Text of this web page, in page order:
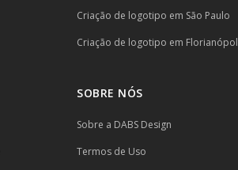
Criação de logotipo em São Paulo
Criação de logotipo em
SOBRE NÓS
Sobre a DABS Design
Termos de Uso